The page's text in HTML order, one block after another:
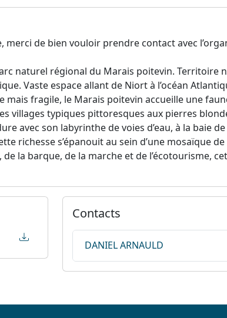
merci de bien vouloir prendre contact avec
naturel régional du Marais poitevin. Territoire
Vaste espace allant de Niort à l’océan
mais fragile, le Marais poitevin accueille une
villages typiques pittoresques aux pierres
avec son labyrinthe de voies d’eau, à la baie
richesse s’épanouit au sein d’une mosaïque
de la barque, de la marche et de l’écotourisme,
Contacts
DANIEL ARNAULD